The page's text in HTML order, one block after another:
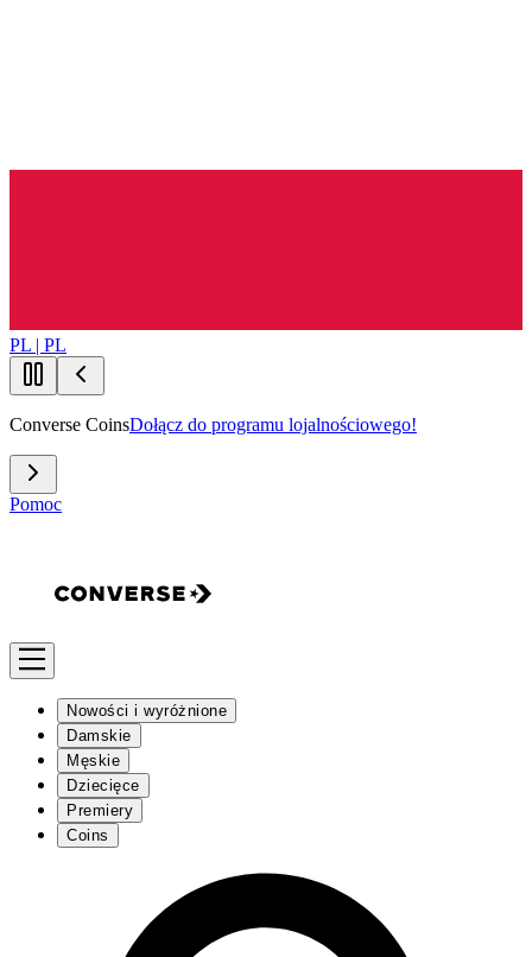
PL | PL
Converse CoinsDołącz do programu lojalnościowego!
Pomoc
Nowości i wyróżnione
Damskie
Męskie
Dziecięce
Premiery
Coins